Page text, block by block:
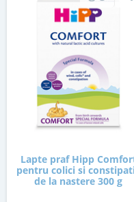
Lapte praf Hipp
pentru colici si
de la nastere 300 g